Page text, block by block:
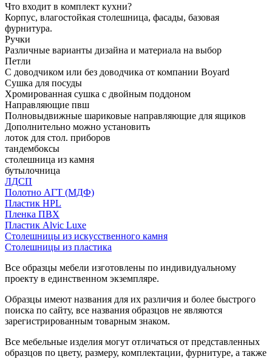
Что входит в комплект кухни?
Корпус, влагостойкая столешница, фасады, базовая
фурнитура.
Ручки
Различные варианты дизайна и материала на выбор
Петли
С доводчиком или без доводчика от компании Boyard
Сушка для посуды
Хромированная сушка с двойным поддоном
Направляющие пвш
Полновыдвижные шариковые направляющие для ящиков
Дополнительно можно установить
лоток для стол. приборов
тандембоксы
столешница из камня
бутылочница
ЛДСП
Полотно АГТ (МДФ)
Пластик HPL
Пленка ПВХ
Пластик Alvic Luxe
Столешницы из искусственного камня
Столешницы из пластика
Все образцы мебели изготовлены по индивидуальному
проекту в единственном экземпляре.
Образцы имеют названия для их различия и более быстрого
поиска по сайту, все названия образцов не являются
зарегистрированным товарным знаком.
Все мебельные изделия могут отличаться от представленных
образцов по цвету, размеру, комплектации, фурнитуре, а также